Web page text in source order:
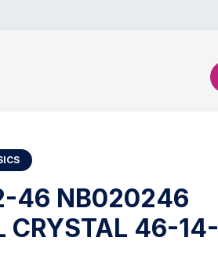
46 NB020246
CRYSTAL 46-14-